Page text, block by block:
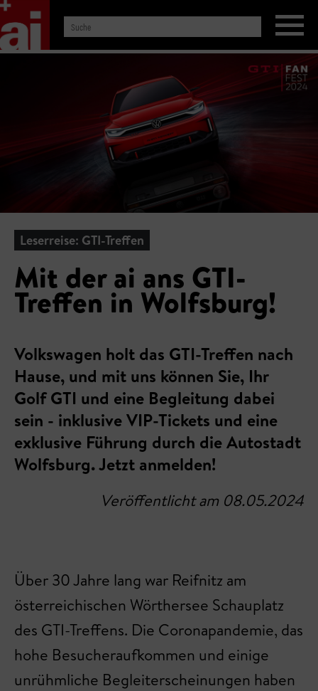
Leserreise: GTI-Treffen
Mit der ai ans GTI-
Treffen in Wolfsburg!
Volkswagen holt das GTI-Treffen nach
Hause, und mit uns können Sie, Ihr
Golf GTI und eine Begleitung dabei
sein - inklusive VIP-Tickets und eine
exklusive Führung durch die Autostadt
Wolfsburg. Jetzt anmelden!
Veröffentlicht am 08.05.2024
Über 30 Jahre lang war Reifnitz am
österreichischen Wörthersee Schauplatz
des GTI-Treffens. Die Coronapandemie, das
hohe Besucheraufkommen und einige
unrühmliche Begleiterscheinungen haben